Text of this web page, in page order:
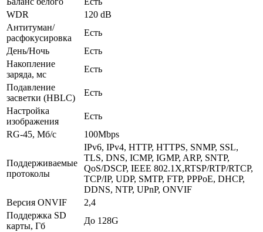
WDR
120 dB
Антитуман/
расфокусировка
Есть
День/Ночь
Есть
Накопление
заряда, мс
Есть
Подавление
засветки (HBLC)
Есть
Настройка
изображения
Есть
RG-45, Мб/с
100Mbps
Поддерживаемые
протоколы
IPv6, IPv4, HTTP, HTTPS, SNMP, SSL,
TLS, DNS, ICMP, IGMP, ARP, SNTP,
QoS/DSCP, IEEE 802.1X,RTSP/RTP/RTCP,
TCP/IP, UDP, SMTP, FTP, PPPoE, DHCP,
DDNS, NTP, UPnP, ONVIF
Версия ONVIF
2,4
Поддержка SD
карты, Гб
До 128G